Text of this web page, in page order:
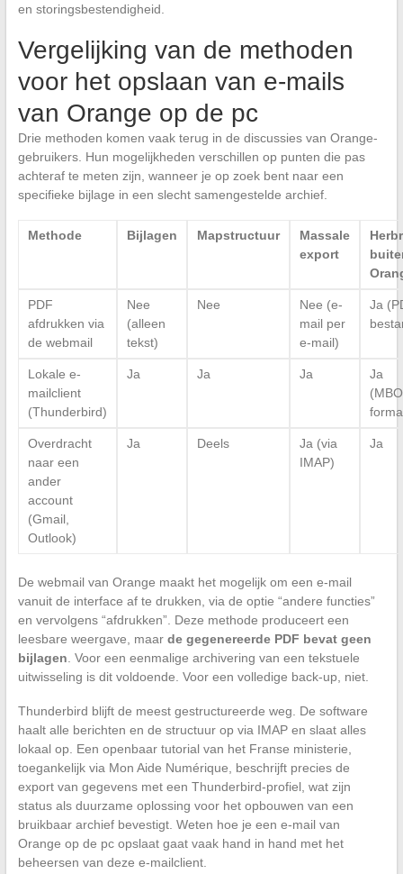
en storingsbestendigheid.
Vergelijking van de methoden
voor het opslaan van e-mails
van Orange op de pc
Drie methoden komen vaak terug in de discussies van Orange-
gebruikers. Hun mogelijkheden verschillen op punten die pas
achteraf te meten zijn, wanneer je op zoek bent naar een
specifieke bijlage in een slecht samengestelde archief.
Methode Bijlagen Mapstructuur
Massale
export
PDF
afdrukken via
de webmail
Nee
(alleen
tekst)
Nee
Nee (e-
mail per
e-mail)
Ja
Lokale e-
mailclient
(Thunderbird)
Ja Ja Ja
Ja
Overdracht
naar een
ander
account
(Gmail,
Outlook)
Ja Deels
Ja (via
IMAP)
Ja
De webmail van Orange maakt het mogelijk om een e-mail
vanuit de interface af te drukken, via de optie “andere functies”
en vervolgens “afdrukken”. Deze methode produceert een
leesbare weergave, maar de gegenereerde PDF bevat geen
bijlagen . Voor een eenmalige archivering van een tekstuele
uitwisseling is dit voldoende. Voor een volledige back-up, niet.
Thunderbird blijft de meest gestructureerde weg. De software
haalt alle berichten en de structuur op via IMAP en slaat alles
lokaal op. Een openbaar tutorial van het Franse ministerie,
toegankelijk via Mon Aide Numérique, beschrijft precies de
export van gegevens met een Thunderbird-profiel, wat zijn
status als duurzame oplossing voor het opbouwen van een
bruikbaar archief bevestigt. Weten hoe je een e-mail van
Orange op de pc opslaat gaat vaak hand in hand met het
beheersen van deze e-mailclient.